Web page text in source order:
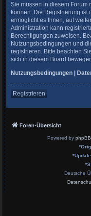
Sie müssen in diesem Forum
können. Die Registrierung ist
ermöglicht es Ihnen, auf
Administration kann
Berechtigungen zuweisen.
Nutzungsbedingungen und
registrieren. Bitte beachten
sich in diesem Board
Nutzungsbedingungen |
Registrieren
Foren-Übersicht
Powered by phpBB
*
*
*
Deutsche